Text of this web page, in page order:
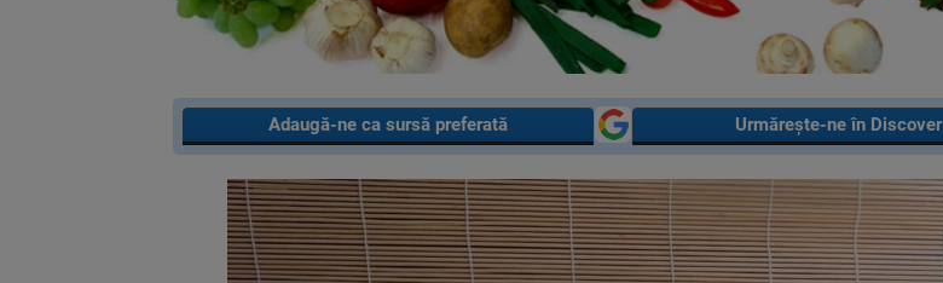
Adaugă-ne ca sursă preferată Urmărește-ne în Discover